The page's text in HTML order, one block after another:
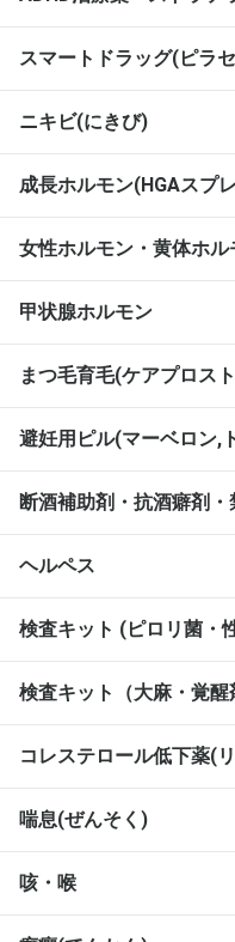
スマートドラッグ(ピラ
ニキビ(にきび)
成長ホルモン(HGAスプ
女性ホルモン・黄体ホル
甲状腺ホルモン
まつ毛育毛(ケアプロス
避妊用ピル(マーベロン,
断酒補助剤・抗酒癖剤
ヘルペス
検査キット (ピロリ菌・
検査キット（大麻・覚醒
コレステロール低下薬(
喘息(ぜんそく)
咳・喉